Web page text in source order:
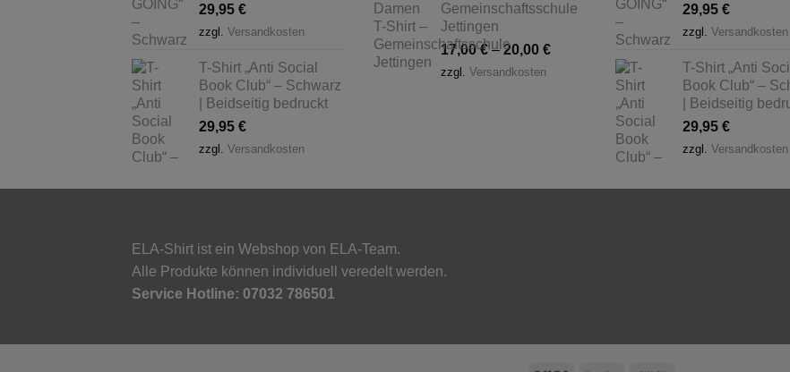
29,95 €
zzgl. Versandkosten
T-Shirt „Anti Social
Book Club“ – Schwarz
| Beidseitig bedruckt
29,95 €
zzgl. Versandkosten
Gemeinschaftsschule
Jettingen
17,00€–20,00 €
zzgl. Versandkosten
29,95 €
zzgl. Versandkosten
T-Shirt „Anti
Book Club“ –
| Beidseitig
29,95 €
zzgl. Versandkosten
ELA-Shirt ist ein Webshop von ELA-Team.
Alle Produkte können individuell veredelt werden.
Service Hotline: 07032 786501